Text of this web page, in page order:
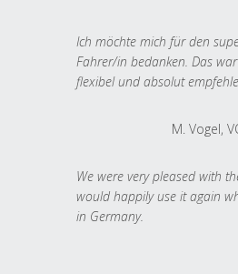
Ich möchte mich für den
Fahrer/in bedanken. Das
flexibel und absolut
M. Vogel,
We were very pleased with
would happily use it again
in Germany.